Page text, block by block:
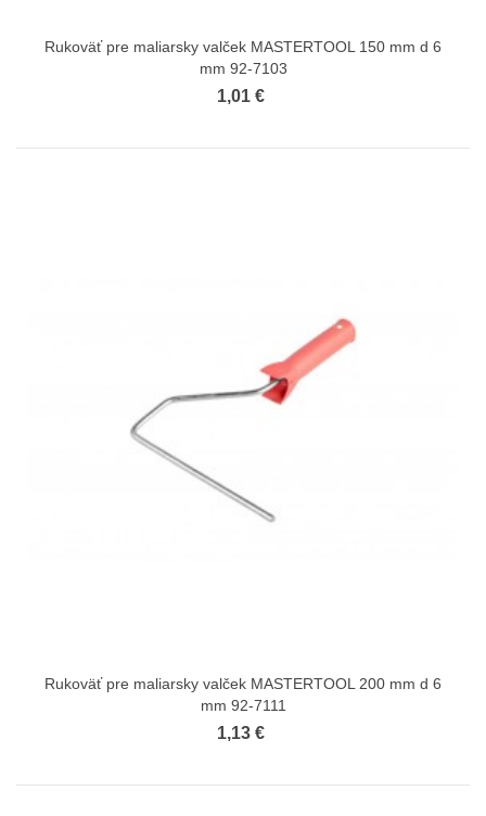
Rukoväť pre maliarsky valček MASTERTOOL 150 mm d 6
mm 92-7103
1,01 €
Rukoväť pre maliarsky valček MASTERTOOL 200 mm d 6
mm 92-7111
1,13 €